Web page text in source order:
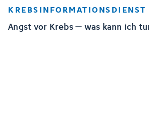
KREBSINFORMATIONSDIENST
Angst vor Krebs – was kann ich